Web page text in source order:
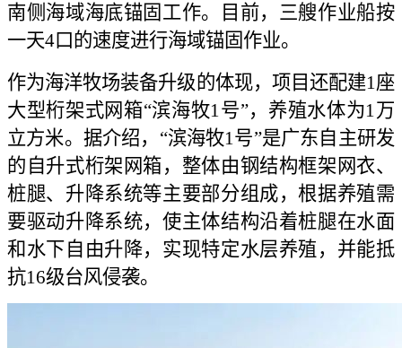
南侧海域海底锚固工作。目前，三艘作业船按
一天4口的速度进行海域锚固作业。
作为海洋牧场装备升级的体现，项目还配建1座
大型桁架式网箱“滨海牧1号”，养殖水体为1万
立方米。据介绍，“滨海牧1号”是广东自主研发
的自升式桁架网箱，整体由钢结构框架网衣、
桩腿、升降系统等主要部分组成，根据养殖需
要驱动升降系统，使主体结构沿着桩腿在水面
和水下自由升降，实现特定水层养殖，并能抵
抗16级台风侵袭。